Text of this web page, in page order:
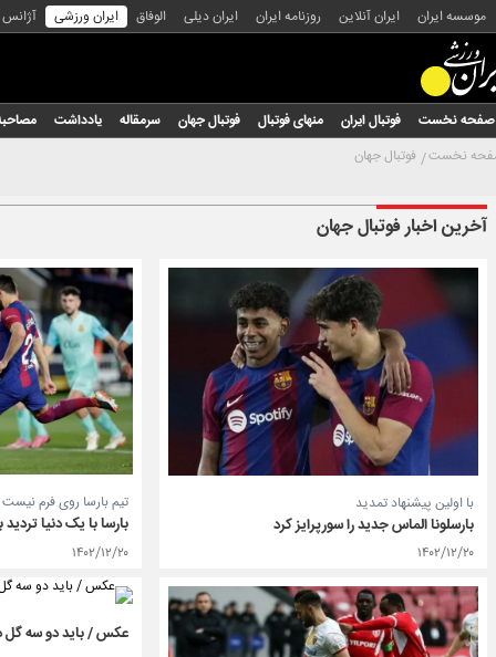
موسسه ایران ایران آنلاین روزنامه ایران ایران دیلی الوفاق ایران ورزشی
صفحه نخست فوتبال ایران منهای فوتبال فوتبال جهان سرمقاله یادداشت
نخست فوتبال جهان
آخرین اخبار فوتبال جهان
با اولین پیشنهاد تمدید
بارسلونا الماس جدید را سورپرایز کرد
۱۴۰۲/۱۲/۲۰
تیم بارسا روی فرم نیست
بارسا با یک دنیا
۱۴۰۲/۱۲/۲۰
عکس / باید دو سه گل